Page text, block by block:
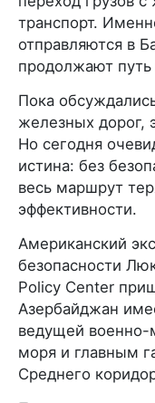
транспорт.
отправляются в
продолжают
Пока
железных дорог,
Но сегодня
истина: без
весь маршрут
эффективности.
Американский
безопасности
Policy Center
Азербайджан
ведущей военно-
моря и главным
Среднего